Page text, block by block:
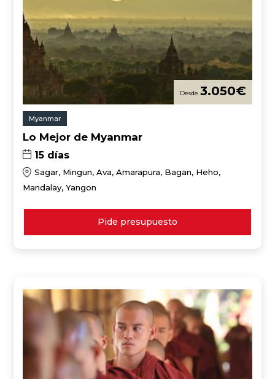
3.050€
Myanmar
Lo Mejor de Myanmar
15 días
Sagar, Mingun, Ava, Amarapura, Bagan, Heho,
Mandalay, Yangon
Pide presupuesto